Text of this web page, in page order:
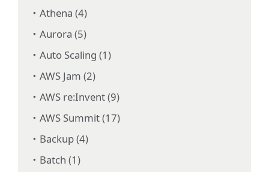
Athena (4)
Aurora (5)
Auto Scaling (1)
AWS Jam (2)
AWS re:Invent (9)
AWS Summit (17)
Backup (4)
Batch (1)